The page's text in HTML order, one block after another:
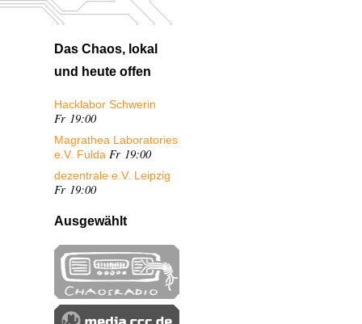
Das Chaos, lokal
und heute offen
Hacklabor Schwerin
Fr 19:00
Magrathea Laboratories
e.V. Fulda Fr 19:00
dezentrale e.V. Leipzig
Fr 19:00
Ausgewählt